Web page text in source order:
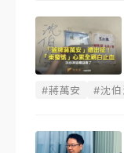
#蔣萬安 #沈伯